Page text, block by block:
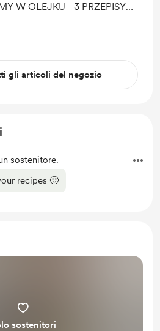
W OLEJKU - 3 PRZEPISY
gli articoli del negozio
sostenitore.
recipes 🙂
sostenitori